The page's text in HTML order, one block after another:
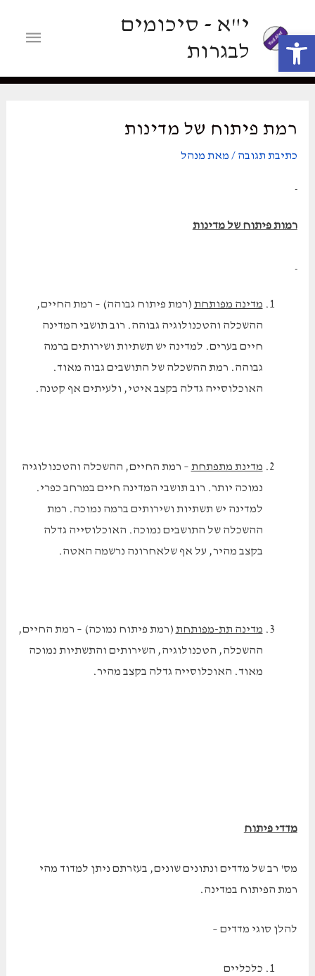
י"א - סיכומים
לבגרות
רמת פיתוח של מדינות
כתיבת תגובה / מאת מנהל
רמות פיתוח של מדינות
מדינה מפותחת (רמת פיתוח גבוהה) – רמת החיים,
ההשכלה והטכנולוגיה גבוהה. רוב תושבי המדינה
חיים בערים. למדינה יש תשתיות ושירותים ברמה
גבוהה. רמת ההשכלה של התושבים גבוה מאוד.
האוכלוסייה גדלה בקצב איטי, ולעיתים אף קטנה.
מדינת מתפתחת – רמת החיים, ההשכלה והטכנולוגיה
נמוכה יותר. רוב תושבי המדינה חיים במרחב כפרי.
למדינה יש תשתיות ושירותים ברמה נמוכה. רמת
ההשכלה של התושבים נמוכה. האוכלוסייה גדלה
בקצב מהיר, על אף שלאחרונה נרשמה האטה.
מדינה תת-מפותחת (רמת פיתוח נמוכה) – רמת החיים,
ההשכלה, הטכנולוגיה, השירותים והתשתיות נמוכה
מאוד. האוכלוסייה גדלה בקצב מהיר.
מדדי פיתוח
מס' רב של מדדים ונתונים שונים, בעזרתם ניתן למדוד מהי
רמת הפיתוח במדינה.
להלן סוגי מדדים –
כלכליים
פתח סרגל נגישות